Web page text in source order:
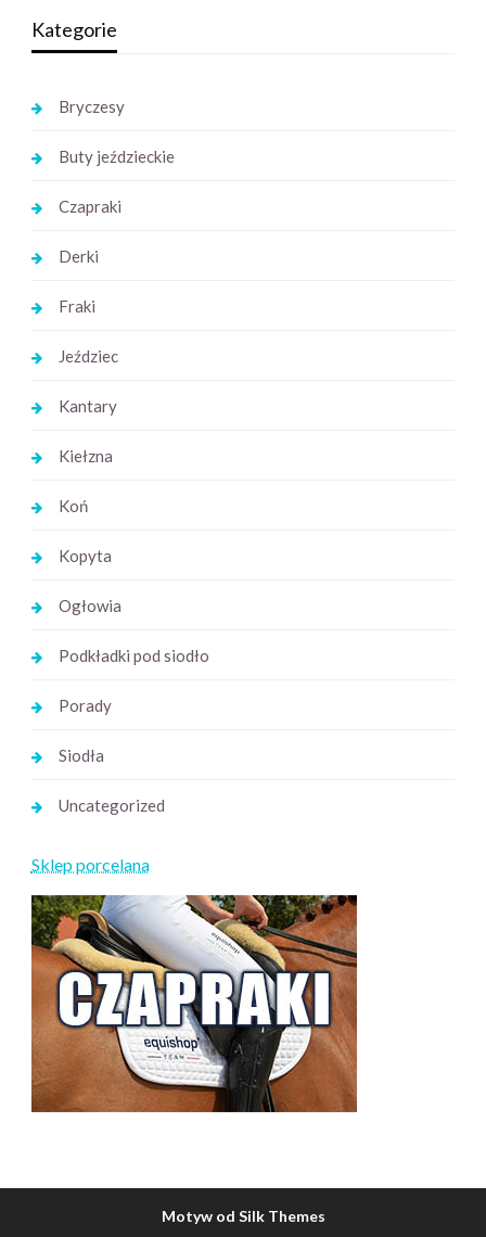
Kategorie
Bryczesy
Buty jeździeckie
Czapraki
Derki
Fraki
Jeździec
Kantary
Kiełzna
Koń
Kopyta
Ogłowia
Podkładki pod siodło
Porady
Siodła
Uncategorized
Sklep porcelana
Motyw od Silk Themes